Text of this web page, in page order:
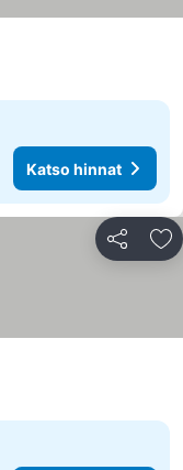
Katso hinnat
Jaa